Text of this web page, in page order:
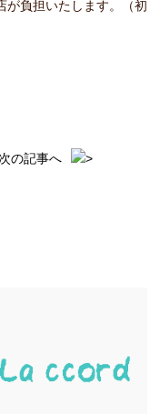
が負担いたします。（初
次の記事へ